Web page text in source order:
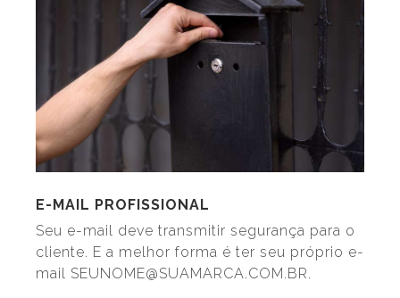
E-MAIL PROFISSIONAL
Seu e-mail deve transmitir segurança para o
cliente. E a melhor forma é ter seu próprio e-
mail SEUNOME@SUAMARCA.COM.BR.